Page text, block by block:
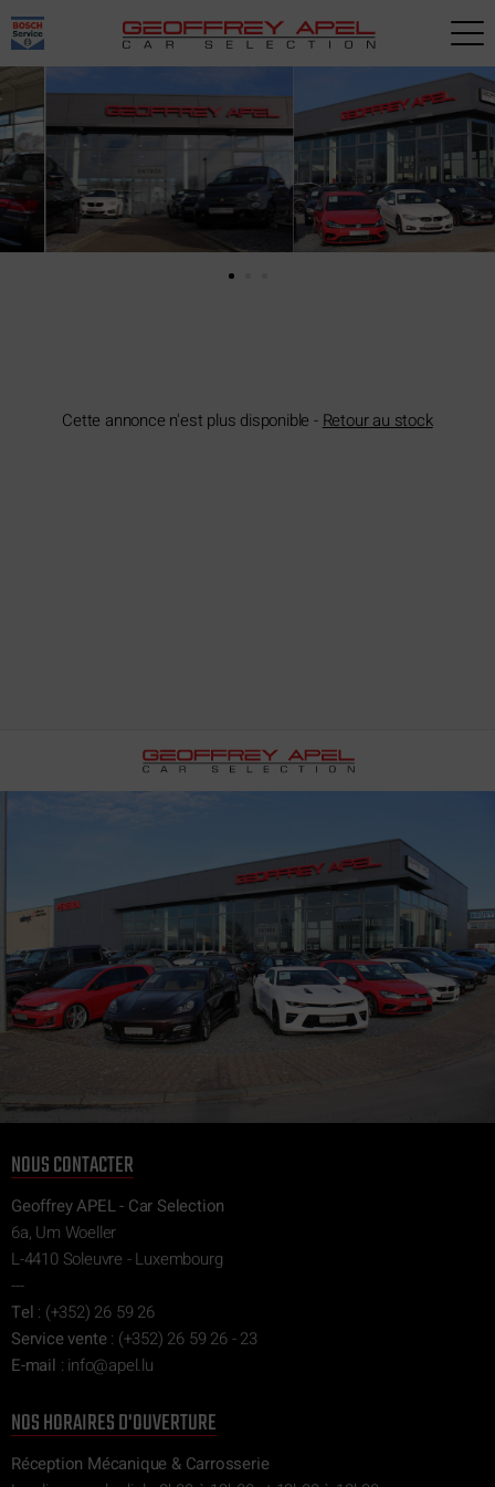
Cette annonce n'est plus disponible - Retour au stock
NOUS CONTACTER
Geoffrey APEL - Car Selection
6a, Um Woeller
L-4410 Soleuvre - Luxembourg
---
Tel : (+352) 26 59 26
Service vente: (+352) 26 59 26 - 23
E-mail : ul.l
epa@of
ni
NOS HORAIRES D'OUVERTURE
Réception Mécanique & Carrosserie